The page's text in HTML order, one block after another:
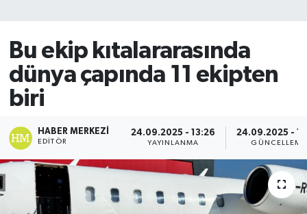
Bu ekip kıtalararasında
dünya çapında 11 ekipten
biri
HABER MERKEZI
EDITÖR
24.09.2025 - 13:26
YAYINLANMA
24.09.2025 -
GÜNCELLEME
Teknoloji
TRABZON
TRABZONSPOR
Yaşam